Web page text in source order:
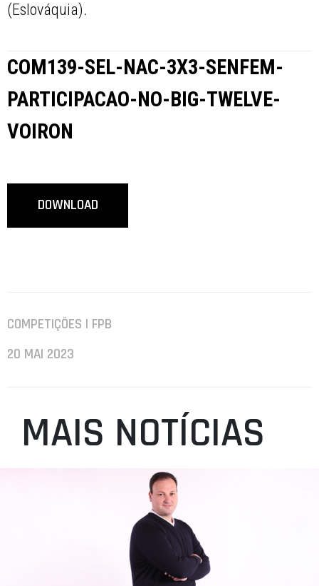
(Eslováquia).
COM139-SEL-NAC-3X3-SENFEM-
PARTICIPACAO-NO-BIG-TWELVE-
VOIRON
DOWNLOAD
COMPETIÇÕES | FPB
20 MAI 2023
MAIS NOTÍCIAS